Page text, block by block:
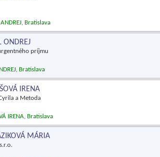
Bratislava
ONDREJ
príjmu
Bratislava
IRENA
a Metoda
IRENA, Bratislava
MÁRIA